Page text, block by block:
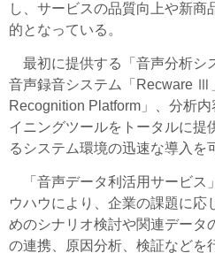
し、サービスの品質向上や新商
的となっている。
最初に提供する「音声分析シ
音声録音システム「Recware Ⅲ
Recognition Platform」、分析
イニングツールをトータルに提
るシステム環境の迅速な導入を
「音声データ利活用サービス
ウハウにより、企業の課題に応
めのシナリオ検討や関連データ
の連携、原因分析、検証などを